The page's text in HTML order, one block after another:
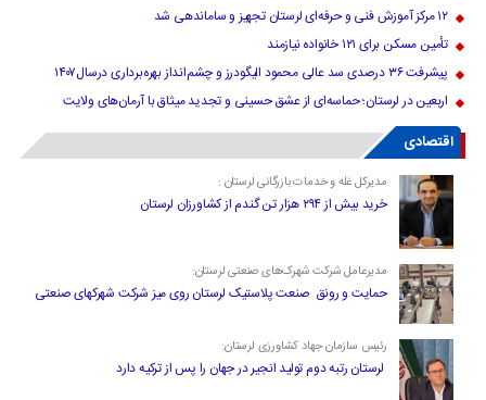
۱۲ مرکز آموزش فنی و حرفه‌ای لرستان تجهیز و ساماندهی شد
تأمین مسکن برای ۱۲۱ خانواده نیازمند
پیشرفت ۳۶ درصدی سد عالی محمود الیگودرز و چشم‌انداز بهره‌برداری درسال۱۴۰۷
اربعین در لرستان؛ حماسه‌ای از عشق حسینی و تجدید میثاق با آرمان‌های ولایت
اقتصادی
مدیرکل غله و خدمات بازرگانی لرستان :
خرید بیش از ۲۹۴ هزار تن گندم از کشاورزان لرستان
مدیرعامل شرکت شهرک‌های صنعتی لرستان:
حمایت و رونق صنعت پلاستیک لرستان روی میز شرکت شهرکهای صنعتی
رئیس سازمان جهاد کشاورزی لرستان:
لرستان رتبه دوم تولید انجیر در جهان را پس از ترکیه دارد